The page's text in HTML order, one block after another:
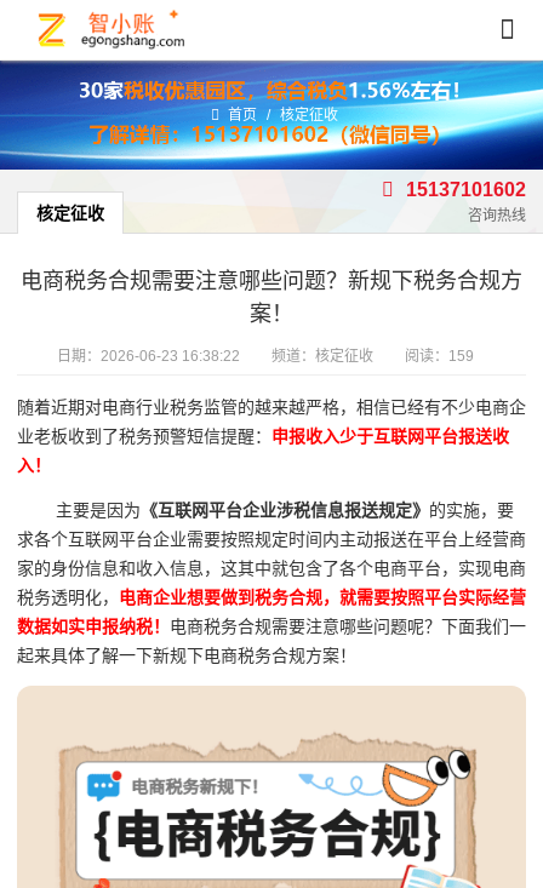
首页 / 核定征收
核定征收
15137101602
咨询热线
电商税务合规需要注意哪些问题？新规下税务合规方
案！
日期： 2026-06-23 16:38:22 频道： 核定征收 阅读：159
随着近期对电商行业税务监管的越来越严格，相信已经有不少电商企
业老板收到了税务预警短信提醒： 申报收入少于互联网平台报送收
入！
主要是因为 《互联网平台企业涉税信息报送规定》 的实施，要
求各个互联网平台企业需要按照规定时间内主动报送在平台上经营商
家的身份信息和收入信息，这其中就包含了各个电商平台，实现电商
税务透明化， 电商企业想要做到税务合规，就需要按照平台实际经营
数据如实申报纳税！ 电商税务合规需要注意哪些问题呢？下面我们一
起来具体了解一下新规下电商税务合规方案！